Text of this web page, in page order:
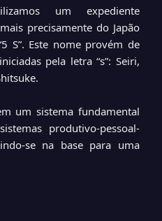
um expediente
precisamente do Japão
S”. Este nome provém de
pela letra “s”: Seiri,
um sistema fundamental
produtivo-pessoal-
se na base para uma